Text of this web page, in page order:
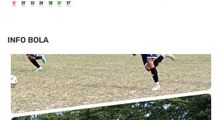
INFO BOLA